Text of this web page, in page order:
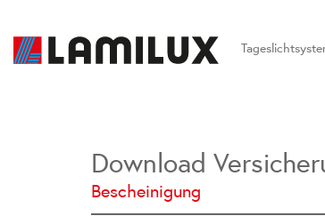
Download
Bescheinigung